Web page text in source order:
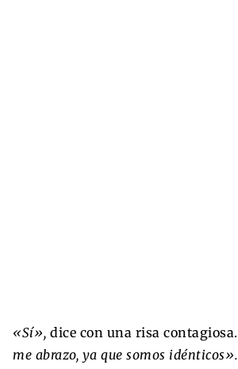
«Sí», dice con una risa contagiosa.
me abrazo, ya que somos idénticos».